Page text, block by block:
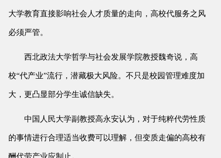
大学教育直接影响社会人才质量的走向，高校代服务之风
必须严管。
西北政法大学哲学与社会发展学院教授魏奇说，高
校“代产业”流行，潜藏极大风险。不只是校园管理难度加
大，更凸显部分学生诚信缺失。
中国人民大学副教授高永安认为，对于纯粹代劳性质
的事情进行合理适当收费可以理解，但变质走偏的高校有